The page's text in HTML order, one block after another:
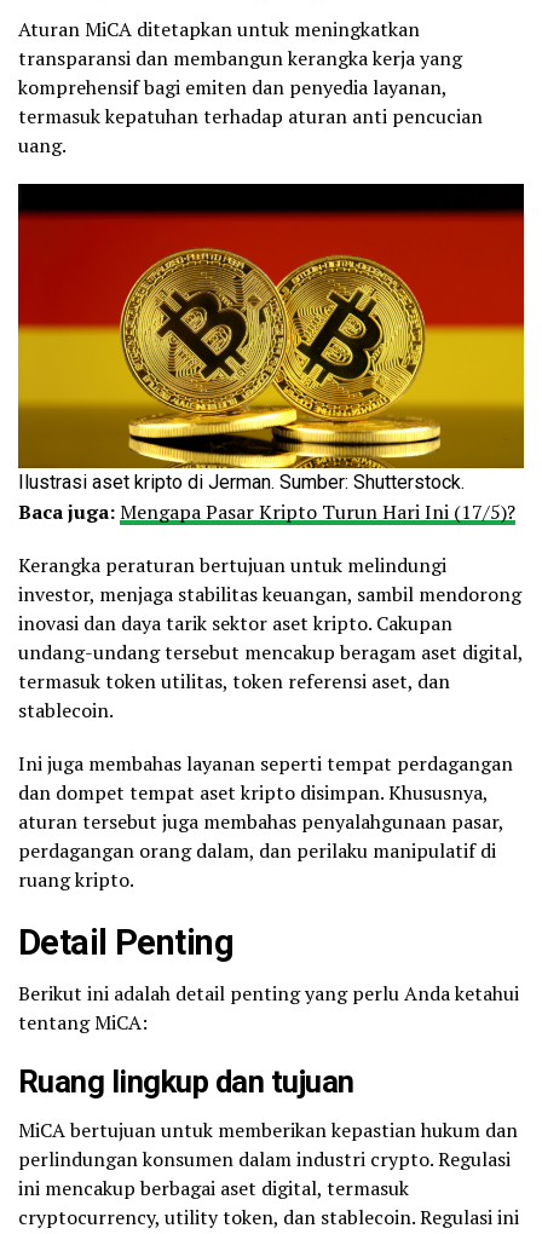
Aturan MiCA ditetapkan untuk meningkatkan
transparansi dan membangun kerangka kerja yang
komprehensif bagi emiten dan penyedia layanan,
termasuk kepatuhan terhadap aturan anti pencucian
uang.
Ilustrasi aset kripto di Jerman. Sumber: Shutterstock.
Baca juga:Mengapa Pasar Kripto Turun Hari Ini (17/5)?
Kerangka peraturan bertujuan untuk melindungi
investor, menjaga stabilitas keuangan, sambil mendorong
inovasi dan daya tarik sektor aset kripto. Cakupan
undang-undang tersebut mencakup beragam aset digital,
termasuk token utilitas, token referensi aset, dan
stablecoin.
Ini juga membahas layanan seperti tempat perdagangan
dan dompet tempat aset kripto disimpan. Khususnya,
aturan tersebut juga membahas penyalahgunaan pasar,
perdagangan orang dalam, dan perilaku manipulatif di
ruang kripto.
Detail Penting
Berikut ini adalah detail penting yang perlu Anda ketahui
tentang MiCA:
Ruang lingkup dan tujuan
MiCA bertujuan untuk memberikan kepastian hukum dan
perlindungan konsumen dalam industri crypto. Regulasi
ini mencakup berbagai aset digital, termasuk
cryptocurrency, utility token, dan stablecoin. Regulasi ini